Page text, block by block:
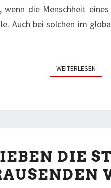
wenn die Menschheit
Auch bei solchen im
WEITERLESEN
LIEBEN
DIE
DIE